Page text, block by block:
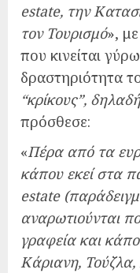
estate, την
τον Τουρισμό»,
που κινείται
δραστηριότητα
“κρίκους”,
πρόσθεσε:
«Πέρα από τα
κάπου εκεί στα
estate
αναρωτιούνται
γραφεία και
Κάριανη,